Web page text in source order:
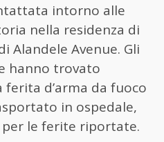
intorno alle
nella residenza di
Alandele Avenue. Gli
hanno trovato
d’arma da fuoco
in ospedale,
le ferite riportate.